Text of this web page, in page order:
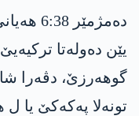
یێن دەولەتا
گوهەرزێ، دڤەرا
تونەلا پەکەکێ یا